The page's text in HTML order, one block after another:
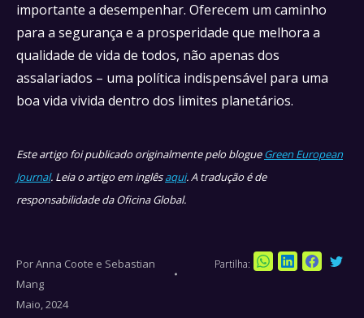
importante a desempenhar. Oferecem um caminho
para a segurança e a prosperidade que melhora a
qualidade de vida de todos, não apenas dos
assalariados – uma política indispensável para uma
boa vida vivida dentro dos limites planetários.
Este artigo foi publicado originalmente pelo blogueGreen European
Journal. Leia o artigo em inglêsaqui. A tradução é de
responsabilidade da Oficina Global.
PorAnna Coote e Sebastian
Mang
Maio, 2024
Partilha:
ShareShareShare